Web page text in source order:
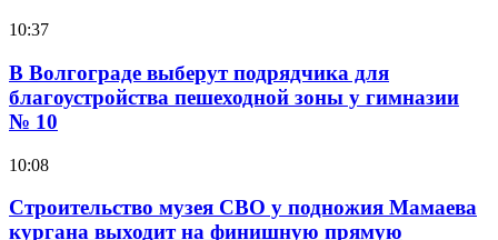
10:37
В Волгограде выберут подрядчика для
благоустройства пешеходной зоны у гимназии
№ 10
10:08
Строительство музея СВО у подножия Мамаева
кургана выходит на финишную прямую